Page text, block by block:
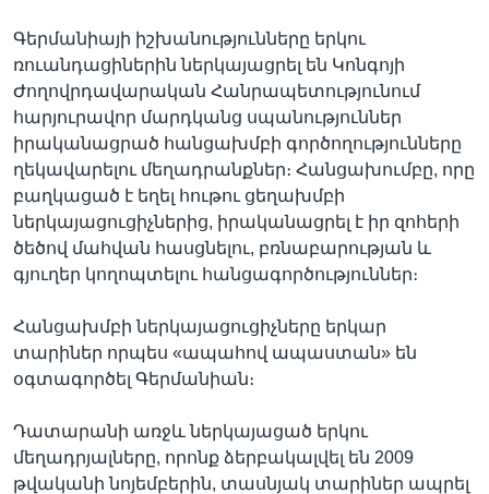
Գերմանիայի իշխանությունները երկու
ռուանդացիներին ներկայացրել են Կոնգոյի
Ժողովրդավարական Հանրապետությունում
հարյուրավոր մարդկանց սպանություններ
իրականացրած հանցախմբի գործողությունները
ղեկավարելու մեղադրանքներ։ Հանցախումբը, որը
բաղկացած է եղել հութու ցեղախմբի
ներկայացուցիչներից, իրականացրել է իր զոհերի
ծեծով մահվան հասցնելու, բռնաբարության և
գյուղեր կողոպտելու հանցագործություններ։
Հանցախմբի ներկայացուցիչները երկար
տարիներ որպես «ապահով ապաստան» են
օգտագործել Գերմանիան։
Դատարանի առջև ներկայացած երկու
մեղադրյալները, որոնք ձերբակալվել են 2009
թվականի նոյեմբերին, տասնյակ տարիներ ապրել